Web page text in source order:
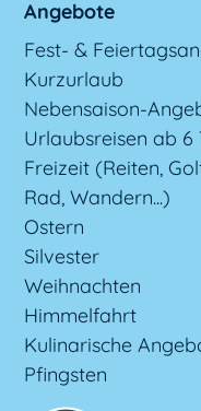
Angebote
Fest- &
Kurzurlaub
Nebensaison-
Urlaubsreisen ab 6
Freizeit (Reiten,
Rad, Wandern...)
Ostern
Silvester
Weihnachten
Himmelfahrt
Kulinarische
Pfingsten